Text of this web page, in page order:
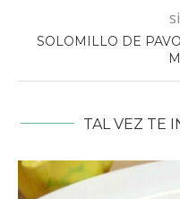
SOLOMILLO DE
TAL VEZ TE